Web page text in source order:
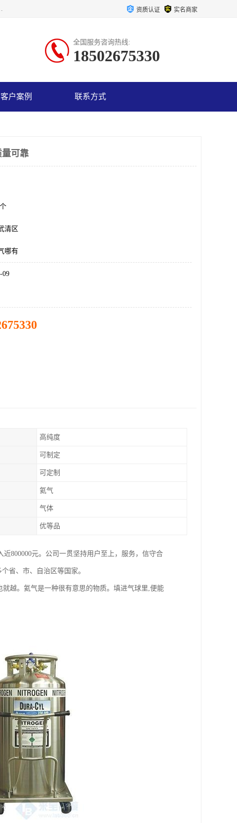
氢气、氦气、液氨、液氮、一氧化碳、二氧化碳等，各种工业气体，高纯气体，食品级气体。 资质认证 实名商家
全国服务咨询热线:
18502675330
客户案例 联系方式
可靠
清区
哪有
09
高纯度
可制定
可定制
氦气
气体
优等品
800000元。公司一贯坚持用户至上，服务，信守合
省、市、自治区等国家。
越。氦气是一种很有意思的物质。填进气球里,便能